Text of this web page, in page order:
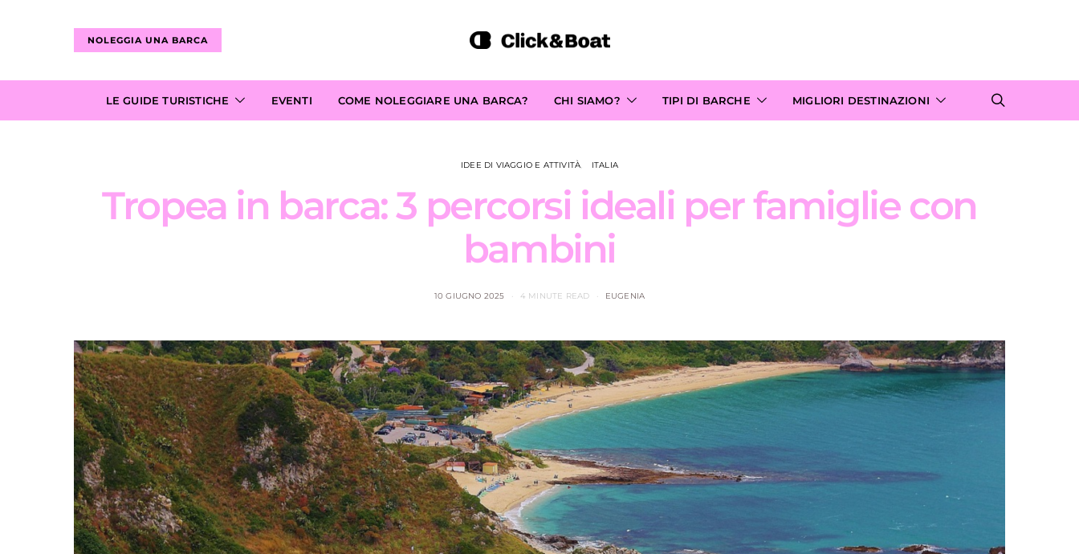
NOLEGGIA UNA BARCA
LE GUIDE TURISTICHE EVENTI COME NOLEGGIARE UNA BARCA? CHI SIAMO? TIPI DI BARCHE MIGLIORI DESTINAZIONI
IDEE DI VIAGGIO E ATTIVITÀ ITALIA
Tropea in barca: 3 percorsi ideali per famiglie con
bambini
10 GIUGNO 2025 4 MINUTE READ EUGENIA